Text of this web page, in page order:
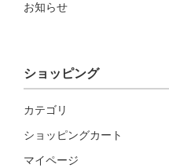
お知らせ
ショッピング
カテゴリ
ショッピングカート
マイページ